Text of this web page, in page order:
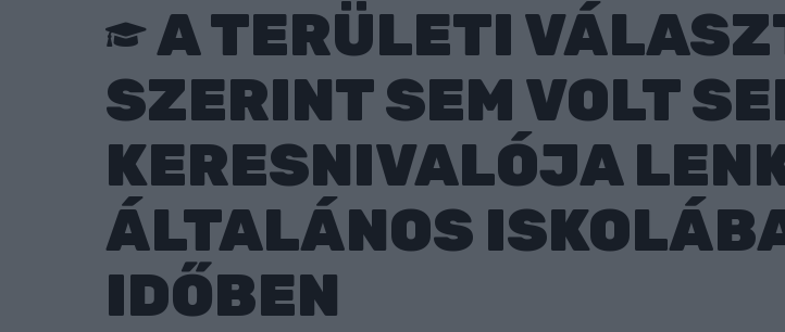
A TERÜLETI
SZERINT SEM VOLT
KERESNIVALÓJA
ÁLTALÁNOS
IDŐBEN